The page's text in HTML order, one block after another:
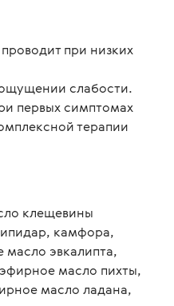
при низких
слабости.
первых симптомах
терапии
клещевины
камфора,
масло эвкалипта,
масло пихты,
масло ладана,